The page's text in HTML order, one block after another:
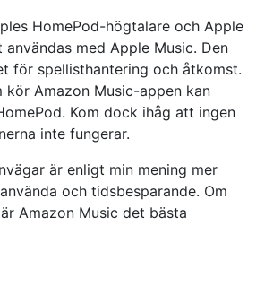
HomePod-högtalare och Apple
med Apple Music. Den
för spellisthantering och åtkomst.
kör Amazon Music-appen kan
Kom dock ihåg att ingen
inte fungerar.
är enligt min mening mer
och tidsbesparande. Om
Amazon Music det bästa